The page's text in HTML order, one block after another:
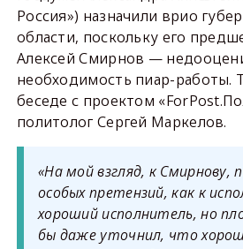
Россия») назначили врио
области, поскольку его
Алексей Смирнов —
необходимость пиар-работы.
беседе с проектом
политолог Сергей Маркелов.
«На мой взгляд, к Смирнову,
особых претензий, как к
хороший исполнитель, но
бы даже уточнил, что